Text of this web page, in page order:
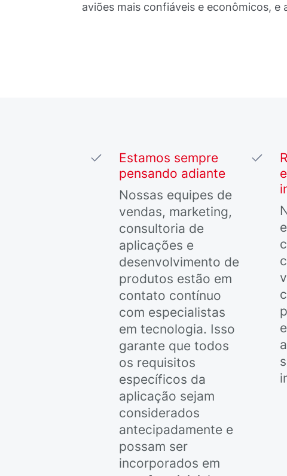
aviões mais confiáveis e econômicos, e
Estamos sempre
pensando adiante
Nossas equipes de
vendas, marketing,
consultoria de
aplicações e
desenvolvimento de
produtos estão em
contato contínuo
com especialistas
em tecnologia. Isso
garante que todos
os requisitos
específicos da
aplicação sejam
considerados
antecipadamente e
possam ser
incorporados em